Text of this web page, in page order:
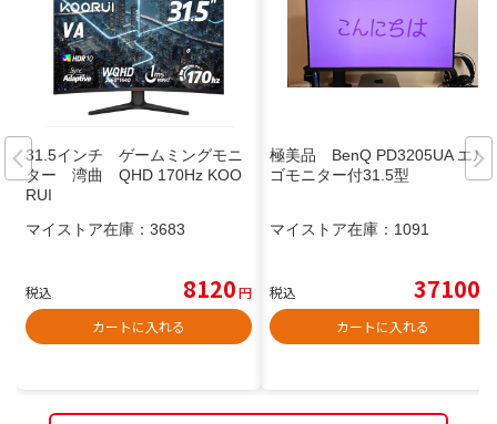
31.5インチ ゲームミングモニ
ター 湾曲 QHD 170Hz KOO
RUI
マイストア在庫： 3683
税込 8120円
カートに入れる
極美品 BenQ PD3205UA エル
ゴモニター付31.5型
マイストア在庫： 1091
税込 37100
カートに入れる